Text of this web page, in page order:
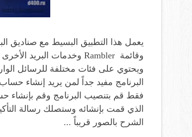
وقائمة Rambler وخدمات البريد الأخرى .
ويحتوي على فئات مختلفة للرسائل
البرنامج مفيد جداً لمن يريد إنشاء
الذي قمت بإنشائه وستصلك رسالة
الشرح بالصور قريباً ...